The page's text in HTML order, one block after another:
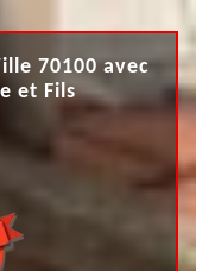
70100 avec
et Fils